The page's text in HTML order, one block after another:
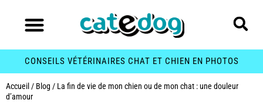
CONSEILS VÉTÉRINAIRES CHAT ET CHIEN EN PHOTOS
Accueil / Blog / La fin de vie de mon chien ou de mon chat : une douleur
d’amour